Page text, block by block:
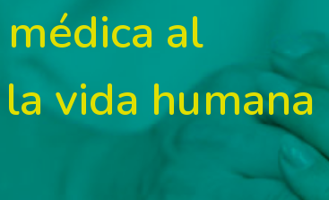
al
vida humana